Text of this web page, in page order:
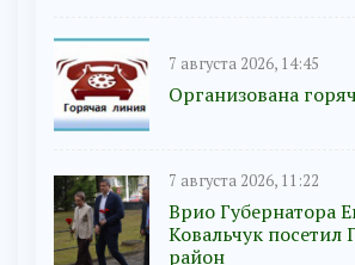
7 августа 2026, 14:45
Организована
7 августа 2026, 11:22
Врио Губернатора
Ковальчук посетил
район